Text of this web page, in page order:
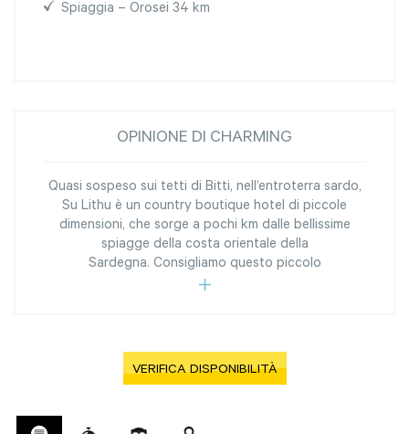
Spiaggia – Orosei 34 km
OPINIONE DI CHARMING
Quasi sospeso sui tetti di Bitti, nell’entroterra sardo,
Su Lithu è un country boutique hotel di piccole
dimensioni, che sorge a pochi km dalle bellissime
spiagge della costa orientale della
Sardegna. Consigliamo questo piccolo
VERIFICA DISPONIBILITÀ